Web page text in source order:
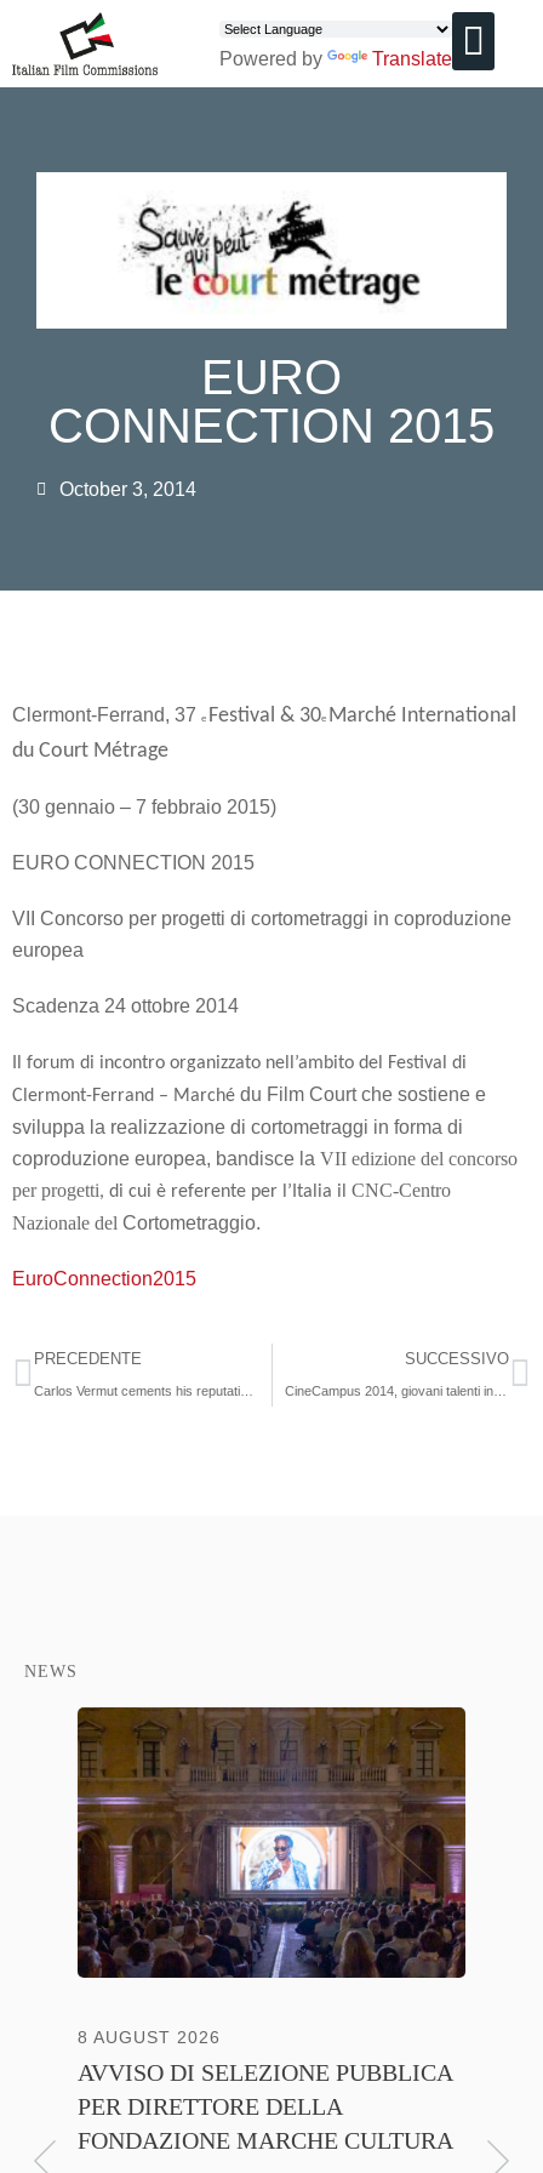
Powered by Translate
EURO
CONNECTION 2015
October 3, 2014
Clermont-Ferrand, 37 e Festival & 30e Marché International
du Court Métrage
(30 gennaio – 7 febbraio 2015)
EURO CONNECTION 2015
VII Concorso per progetti di cortometraggi in coproduzione
europea
Scadenza 24 ottobre 2014
Il forum di incontro organizzato nell’ambito del Festival di
Clermont-Ferrand – Marché du Film Court che sostiene e
sviluppa la realizzazione di cortometraggi in forma di
coproduzione europea, bandisce la VII edizione del concorso
per progetti, di cui è referente per l’Italia il CNC-Centro
Nazionale del Cortometraggio.
EuroConnection2015
PRECEDENTE SUCCESSIVO
CineCampus 2014, giovani talenti incontrano i professionisti
NEWS
8 AUGUST 2026
AVVISO DI SELEZIONE PUBBLICA
PER DIRETTORE DELLA
FONDAZIONE MARCHE CULTURA